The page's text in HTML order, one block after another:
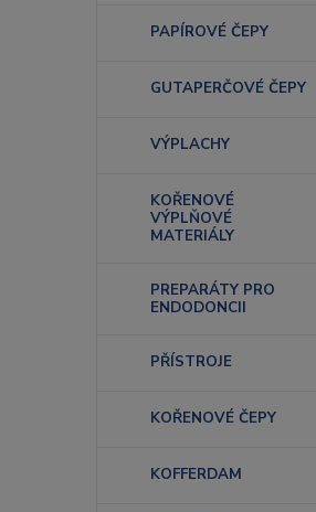
PAPÍROVÉ ČEPY
GUTAPERČOVÉ ČEPY
VÝPLACHY
KOŘENOVÉ
VÝPLŇOVÉ
MATERIÁLY
PREPARÁTY PRO
ENDODONCII
PŘÍSTROJE
KOŘENOVÉ ČEPY
KOFFERDAM